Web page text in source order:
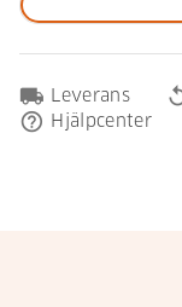
local_shipping Leverans
help_outline Hjälpcenter